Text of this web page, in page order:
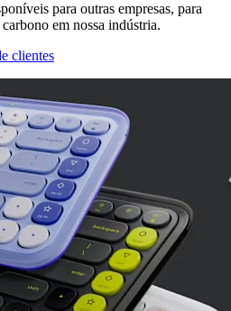
para outras empresas, para
em nossa indústria.
clientes